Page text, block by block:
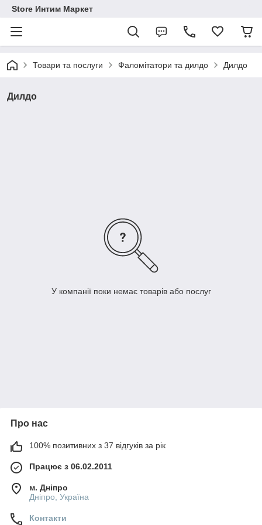
Store Интим Маркет
Товари та послуги Фаломітатори та дилдо Дилдо
Дилдо
У компанії поки немає товарів або послуг
Про нас
100% позитивних з 37 відгуків за рік
Працює з 06.02.2011
м. Дніпро
Дніпро, Україна
Контакти